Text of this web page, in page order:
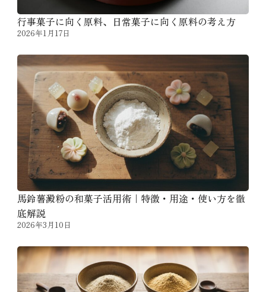
行事菓子に向く原料、日常菓子に向く原料の考え方
2026年1月17日
馬鈴薯澱粉の和菓子活用術｜特徴・用途・使い方を徹
底解説
2026年3月10日